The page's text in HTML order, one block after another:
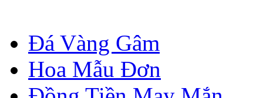
Đá Vàng Gâm
Hoa Mẫu Đơn